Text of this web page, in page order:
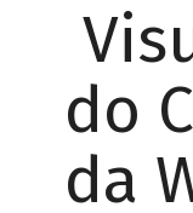
do
da